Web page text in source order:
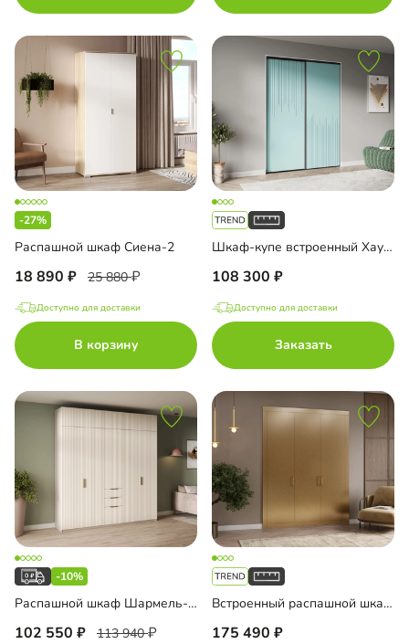
-27%
Распашной шкаф Сиена-2
18 890 25 880
Доступно для доставки
В корзину
Шкаф-купе встроенный Хаузен-2-3
108 300
Доступно для доставки
Заказать
-10%
Распашной шкаф Шармель-5 Лайф с ящиками и антресолью
102 550 113 940
Встроенный распашной шкаф Тино-3-2
175 490